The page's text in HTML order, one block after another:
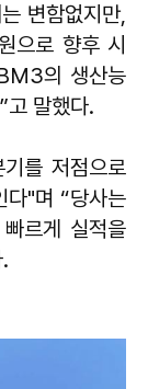
변함없지만,
으로 향후 시
의 생산능
고 말했다.
를 저점으로
다"며 “당사는
르게 실적을